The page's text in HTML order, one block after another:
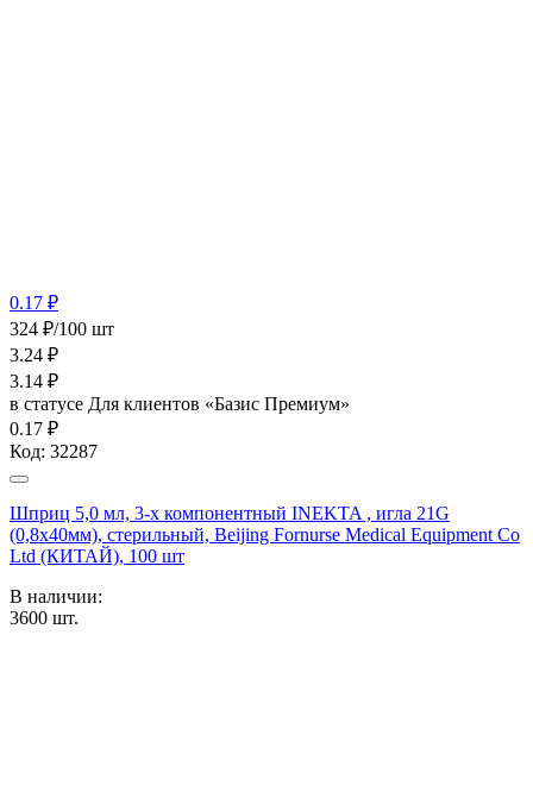
0.17 ₽
324 ₽/100 шт
3.24 ₽
3.14 ₽
в статусе Для клиентов «Базис Премиум»
0.17 ₽
Код: 32287
Шприц 5,0 мл, 3-х компонентный INEKTA , игла 21G
(0,8х40мм), стерильный, Beijing Fornurse Medical Equipment Co
Ltd (КИТАЙ), 100 шт
В наличии:
3600 шт.